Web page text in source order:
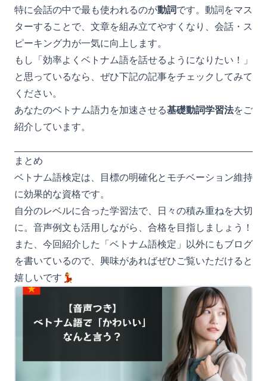
特に会話の中で最も使われるのが動詞です。動詞をマス
ターすることで、文章を組み立てやすくなり、会話・ス
ピーキング力が一気に向上します。
もし「効率よくベトナム語を話せるようになりたい！」
と思っているなら、ぜひ下記の記事をチェックしてみて
ください。
あなたのベトナム語力を加速させる基礎動詞学習法をご
紹介しています。
まとめ
ベトナム語検定は、目標の明確化とモチベーション維持
に効果的な資格です。
自分のレベルに合った学習法で、日々の積み重ねを大切
に。音声例文も活用しながら、合格を目指しましょう！
また、今回紹介した「ベトナム語検定」以外にもブログ
を書いているので、興味があればぜひご覧いただけると
嬉しいです💃